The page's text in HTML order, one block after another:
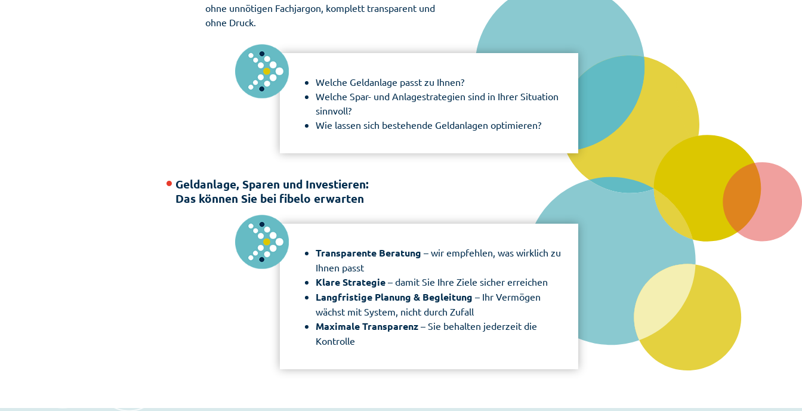
ohne unnötigen Fachjargon, komplett transparent und
ohne Druck.
Welche Geldanlage passt zu Ihnen?
Welche Spar- und Anlagestrategien sind in Ihrer Situation
sinnvoll?
Wie lassen sich bestehende Geldanlagen optimieren?
Geldanlage, Sparen und Investieren:
Das können Sie bei fibelo erwarten
Transparente Beratung – wir empfehlen, was wirklich zu
Ihnen passt
Klare Strategie– damit Sie Ihre Ziele sicher erreichen
Langfristige Planung & Begleitung – Ihr Vermögen
wächst mit System, nicht durch Zufall
Maximale Transparenz– Sie behalten jederzeit die
Kontrolle